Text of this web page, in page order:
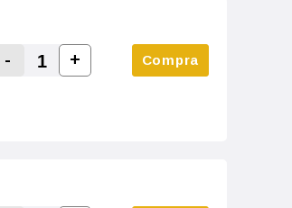
Decrease Quantity:
-
Increase Quantity:
+ Compra